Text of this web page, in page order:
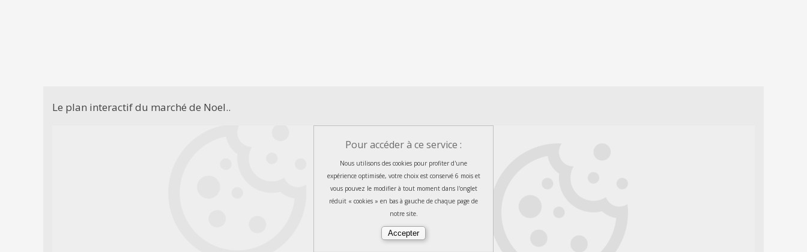
Le plan interactif du marché de Noel..
Pour accéder à ce service :
Nous utilisons des cookies pour profiter d'une
expérience optimisée, votre choix est conservé 6 mois et
vous pouvez le modifier à tout moment dans l'onglet
réduit « cookies » en bas à gauche de chaque page de
notre site.